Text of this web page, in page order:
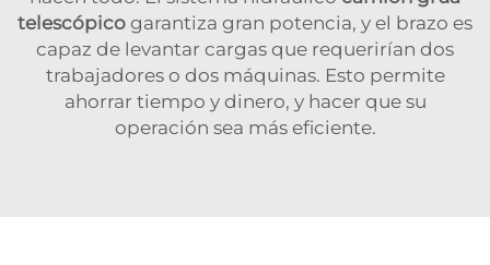
telescópico garantiza gran potencia, y el brazo es
capaz de levantar cargas que requerirían dos
trabajadores o dos máquinas. Esto permite
ahorrar tiempo y dinero, y hacer que su
operación sea más eficiente.